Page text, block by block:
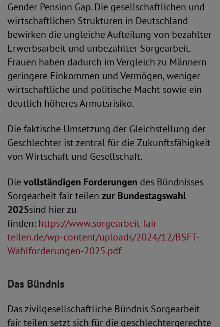
Gender Pension Gap. Die gesellschaftlichen und
wirtschaftlichen Strukturen in Deutschland
bewirken die ungleiche Aufteilung von bezahlter
Erwerbsarbeit und unbezahlter Sorgearbeit.
Frauen haben dadurch im Vergleich zu Männern
geringere Einkommen und Vermögen, weniger
wirtschaftliche und politische Macht sowie ein
deutlich höheres Armutsrisiko.
Die faktische Umsetzung der Gleichstellung der
Geschlechter ist zentral für die Zukunftsfähigkeit
von Wirtschaft und Gesellschaft.
Die vollständigen Forderungen des Bündnisses
Sorgearbeit fair teilen zur Bundestagswahl
2025sind hier zu
finden: https://www.sorgearbeit-fair-
teilen.de/wp-content/uploads/2024/12/BSFT-
Wahlforderungen-2025.pdf
Das Bündnis
Das zivilgesellschaftliche Bündnis Sorgearbeit
fair teilen setzt sich für die geschlechtergerechte